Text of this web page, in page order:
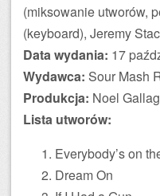
(miksowanie utworów,
(keyboard), Jeremy
Data wydania: 17
Wydawca: Sour Mash
Produkcja: Noel
Lista utworów:
Everybody’s on
Dream On